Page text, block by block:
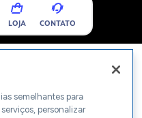
LOJA CONTATO
semelhantes para
personalizar